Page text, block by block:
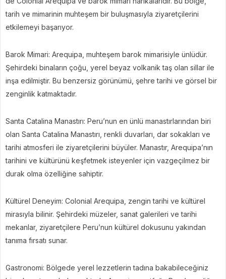
tarih ve mimarinin muhteşem bir buluşmasıyla ziyaretçilerini
etkilemeyi başarıyor.
Barok Mimari: Arequipa, muhteşem barok mimarisiyle ünlüdür.
Şehirdeki binaların çoğu, yerel beyaz volkanik taş olan sillar ile
inşa edilmiştir. Bu benzersiz görünümü, şehre tarihi ve görsel bir
zenginlik katmaktadır.
Santa Catalina Manastırı: Peru’nun en ünlü manastırlarından biri
olan Santa Catalina Manastırı, renkli duvarları, dar sokakları ve
tarihi atmosferi ile ziyaretçilerini büyüler. Manastır, Arequipa’nın
tarihini ve kültürünü keşfetmek isteyenler için vazgeçilmez bir
durak olma özelliğine sahiptir.
Kültürel Deneyim: Colonial Arequipa, zengin tarihi ve kültürel
mirasıyla bilinir. Şehirdeki müzeler, sanat galerileri ve tarihi
mekanlar, ziyaretçilere Peru’nun kültürel dokusunu yakından
tanıma fırsatı sunar.
Gastronomi: Bölgede yerel lezzetlerin tadına bakabileceğiniz